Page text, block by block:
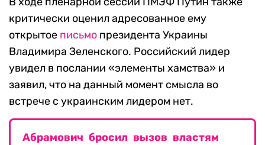
критически оценил адресованное ему
открытое письмо президента Украины
Владимира Зеленского. Российский лидер
увидел в послании «элементы хамства» и
заявил, что на данный момент смысла во
встрече с украинским лидером нет.
Абрамович бросил вызов властям